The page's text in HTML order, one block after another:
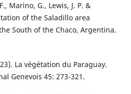
Marino, G., Lewis, J. P. &
of the Saladillo area
South of the Chaco, Argentina.
La végétation du Paraguay.
Genevois 45: 273-321.